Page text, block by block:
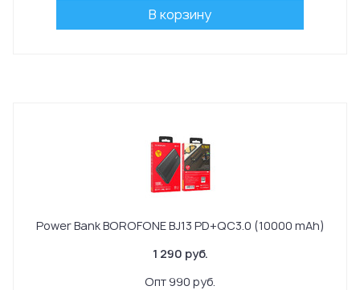
В корзину
Power Bank BOROFONE BJ13 PD+QC3.0 (10000 mAh)
1 290 руб.
Опт 990 руб.